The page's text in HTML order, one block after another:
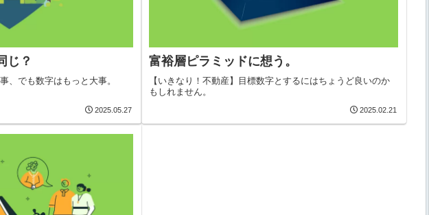
じ？
、でも数字はもっと大事。
2025.05.27
富裕層ピラミッドに想う。
【いきなり！不動産】目標数字とするにはちょうど良いのか
もしれません。
2025.02.21